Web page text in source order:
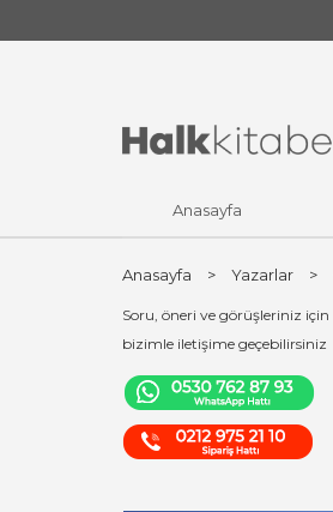
Anasayfa
Soru, öneri ve görüşleriniz için
bizimle iletişime geçebilirsiniz
Anasayfa > Yazarlar >